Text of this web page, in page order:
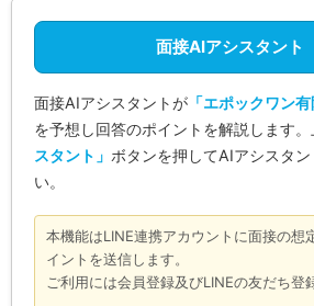
面接AIアシスタン
面接AIアシスタントが 「エポックワン有
を予想し回答のポイントを解説します。
スタント」 ボタンを押してAIアシスタ
い。
本機能はLINE連携アカウントに面接の想
イントを送信します。
ご利用には会員登録及びLINEの友だち登